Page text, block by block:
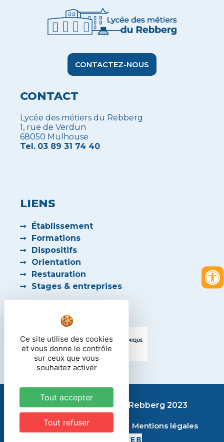
CONTACTEZ-NOUS
CONTACT
Lycée des métiers du Rebberg
1, rue de Verdun
68050 Mulhouse
Tel. 03 89 31 74 40
LIENS
Établissement
Formations
Dispositifs
Orientation
Restauration
Stages & entreprises
Lycée des métiers du Rebberg 2023
Contact Plan du site Mentions légales
Ce site utilise des cookies
et vous donne le contrôle
sur ceux que vous
souhaitez activer
Tout accepter
Tout refuser